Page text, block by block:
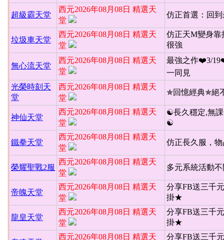
超級霸天堂
西元2026年08月08日 精選天
堂
仿正首選：回
垃圾車天堂
西元2026年08月08日 精選天
堂
仿正天M變身靠
很強
無心流天堂
西元2026年08月08日 精選天
堂
最強之作❤️3/
一同見
光榮時刻天
堂
西元2026年08月08日 精選天
堂
✯回憶經典✯絕
神仙天堂
西元2026年08月08日 精選天
堂
☯長久穩定,無
☯
鐵拳天堂
西元2026年08月08日 精選天
堂
仿正長久服，
榮耀聖戰2服
西元2026年08月08日 精選天
堂
多元系統活動
帝魄天堂
西元2026年08月08日 精選天
堂
分享FB送三千
掛★
龍皇天堂
西元2026年08月08日 精選天
堂
分享FB送三千
掛★
西元2026年08月08日 精選天
分享FB送三千